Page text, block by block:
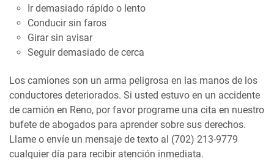
Ir demasiado rápido o lento
Conducir sin faros
Girar sin avisar
Seguir demasiado de cerca
Los camiones son un arma peligrosa en las manos de los
conductores deteriorados. Si usted estuvo en un accidente
de camión en Reno, por favor programe una cita en nuestro
bufete de abogados para aprender sobre sus derechos.
Llame o envíe un mensaje de texto al (702) 213-9779
cualquier día para recibir atención inmediata.